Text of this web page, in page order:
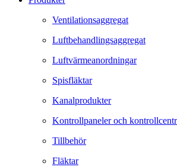
Ventilationsaggregat
Luftbehandlingsaggregat
Luftvärmeanordningar
Spisfläktar
Kanalprodukter
Kontrollpaneler och
Tillbehör
Fläktar